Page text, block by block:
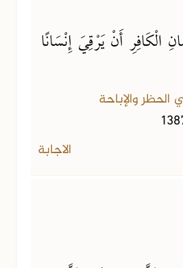
الْكَافِرِ أَنْ يَرْقِيَ إِنْسَانًا
والإباحة
الاجابة